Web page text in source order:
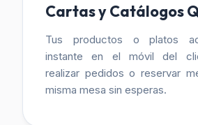
Cartas y Catálogos
Tus productos o platos
instante en el móvil del
realizar pedidos o reservar
misma mesa sin esperas.